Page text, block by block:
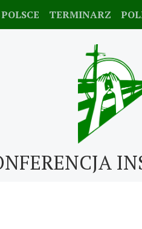
TERMINARZ